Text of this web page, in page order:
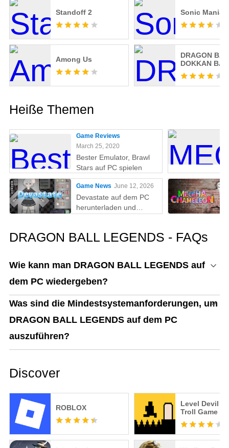
Standoff 2 Sonic Mania
Among Us
DRAGON
DOKKAN
Heiße Themen
Game Reviews
March 25, 2020
Bester Emulator, Brawl
Stars auf PC spielen
Game News June 12, 2026
Devastate auf dem PC
herunterladen und
Play
DRAGON BALL LEGENDS - FAQs
Wie kann man DRAGON BALL LEGENDS auf
dem PC wiedergeben?
Was sind die Mindestsystemanforderungen, um
DRAGON BALL LEGENDS auf dem PC
auszuführen?
Discover
ROBLOX
Level Devil -
Troll Game